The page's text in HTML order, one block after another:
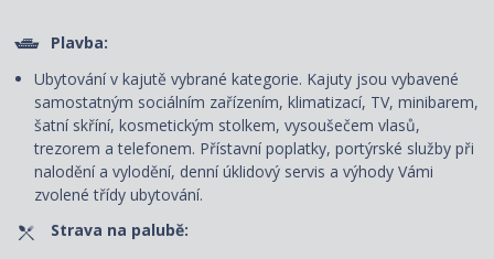
Plavba:
Ubytování v kajutě vybrané kategorie. Kajuty jsou vybavené
samostatným sociálním zařízením, klimatizací, TV, minibarem,
šatní skříní, kosmetickým stolkem, vysoušečem vlasů,
trezorem a telefonem. Přístavní poplatky, portýrské služby při
nalodění a vylodění, denní úklidový servis a výhody Vámi
zvolené třídy ubytování.
Strava na palubě: